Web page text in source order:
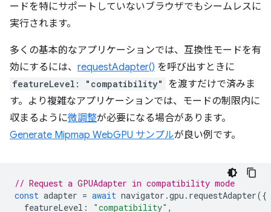
ードを特にサポートしていないブラウザでもシームレスに
実行されます。
多くの基本的なアプリケーションでは、互換性モードを有
効にするには、 requestAdapter() を呼び出すときに
featureLevel: "compatibility"
を渡すだけで済みま
す。より複雑なアプリケーションでは、モードの制限内に
収まるように微調整が必要になる場合があります。
Generate Mipmap WebGPU サンプルが良い例です。
// Request a GPUAdapter in compatibility mode
const adapter = await navigator .gpu . requestAdapter({
featureLevel : "compatibility" ,